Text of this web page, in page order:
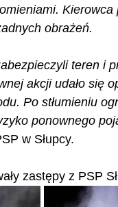
obrażeń.
teren i
akcji udało się
Po stłumieniu
ponownego
w Słupcy.
zastępy z PSP